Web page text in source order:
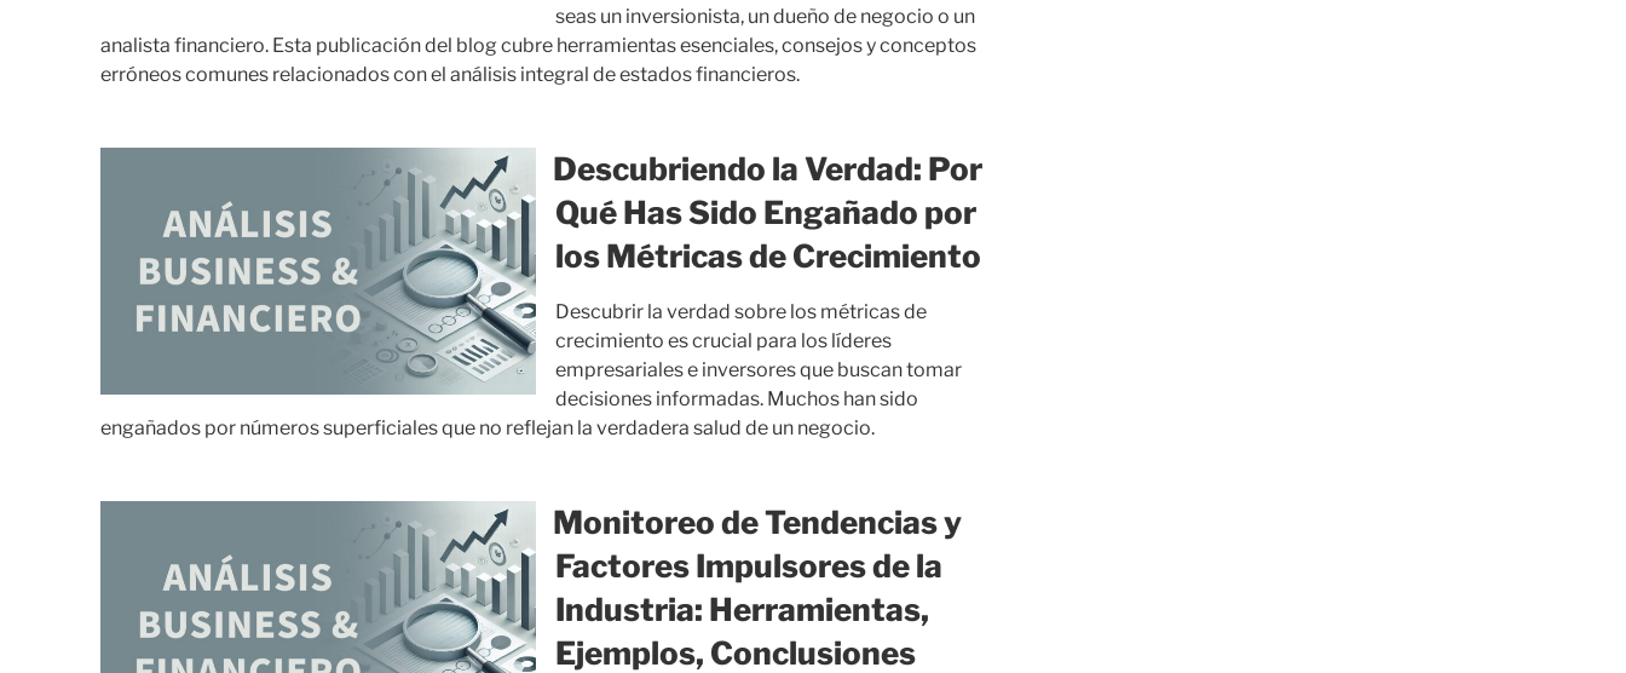
seas un inversionista, un dueño de negocio o un
analista financiero. Esta publicación del blog cubre herramientas esenciales, consejos y conceptos
erróneos comunes relacionados con el análisis integral de estados financieros.
Descubriendo la Verdad: Por
Qué Has Sido Engañado por
los Métricas de Crecimiento
Descubrir la verdad sobre los métricas de
crecimiento es crucial para los líderes
empresariales e inversores que buscan tomar
decisiones informadas. Muchos han sido
engañados por números superficiales que no reflejan la verdadera salud de un negocio.
Monitoreo de Tendencias y
Factores Impulsores de la
Industria: Herramientas,
Ejemplos, Conclusiones